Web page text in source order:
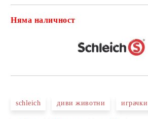
Няма наличност
schleich диви животни играчки